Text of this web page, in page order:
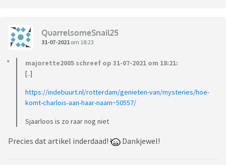
QuarrelsomeSnail25
31-07-2021 om 18:23
majorette2005 schreef op 31-07-2021 om 18:21:
[..]
https://indebuurt.nl/rotterdam/genieten-van/mysteries/hoe-
komt-charlois-aan-haar-naam~50557/
Sjaarloos is zo raar nog niet
Precies dat artikel inderdaad! Dankjewel!